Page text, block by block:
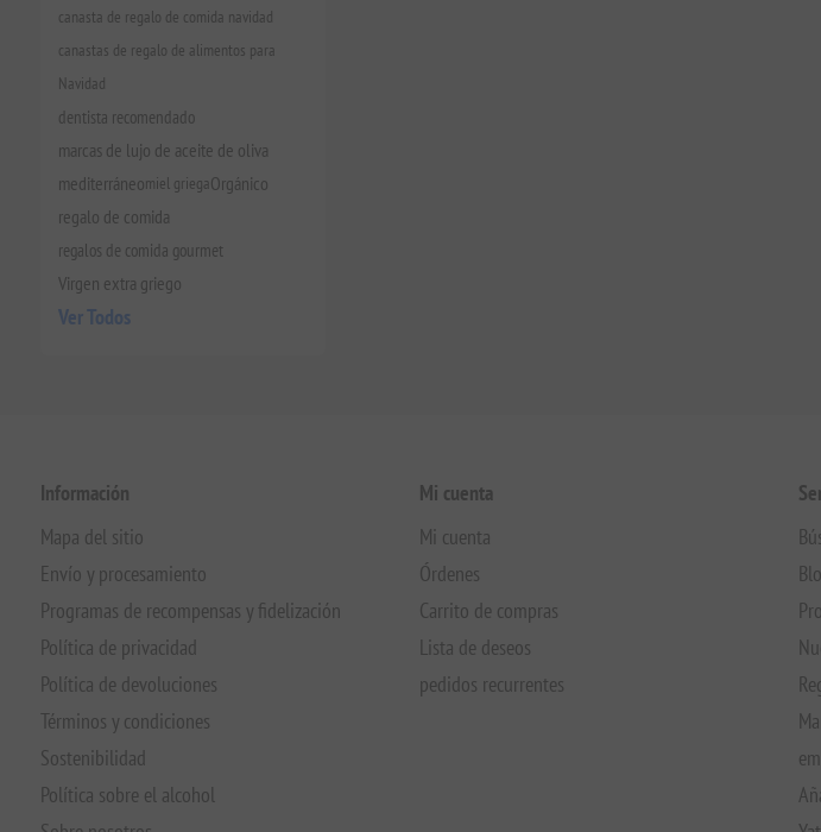
canasta de regalo de comida navidad
canastas de regalo de alimentos para
Navidad
dentista recomendado
marcas de lujo de aceite de oliva
mediterráneomiel griegaOrgánico
regalo de comida
regalos de comida gourmet
Virgen extra griego
Ver Todos
Información
Mapa del sitio
Envío y procesamiento
Programas de recompensas y fidelización
Política de privacidad
Política de devoluciones
Términos y condiciones
Sostenibilidad
Política sobre el alcohol
Mi cuenta
Mi cuenta
Órdenes
Carrito de compras
Lista de deseos
pedidos recurrentes